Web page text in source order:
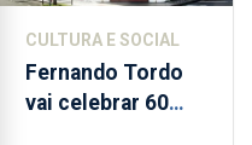
CULTURA E SOCIAL
Fernando Tordo
vai celebrar 60